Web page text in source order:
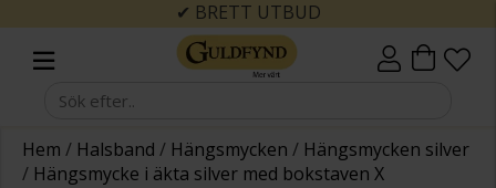
✔ BRETT UTBUD
Hem / Halsband / Hängsmycken / Hängsmycken silver
/ Hängsmycke i äkta silver med bokstaven X